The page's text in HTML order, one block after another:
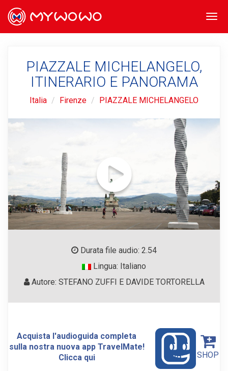
PIAZZALE MICHELANGELO,
ITINERARIO E PANORAMA
Italia Firenze PIAZZALE MICHELANGELO
Durata file audio: 2.54
Lingua: Italiano
Autore: STEFANO ZUFFI E DAVIDE TORTORELLA
Acquista l'audioguida completa
sulla nostra nuova app TravelMate!
Clicca qui
SHOP